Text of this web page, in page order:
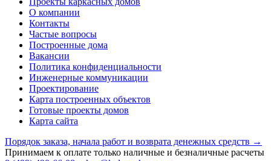
О компании
Контакты
Частые вопросы
Построенные дома
Вакансии
Политика конфиденциальности
Инженерные коммуникации
Проектирование
Карта построенных объектов
Готовые проекты домов
Карта сайта
Порядок заказа, начала работ и возврата денежных средств →
Принимаем к оплате только наличные и безналичные расчеты